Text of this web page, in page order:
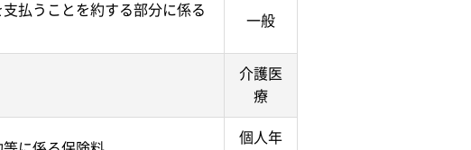
払うことを約する部分に係る
一般
介護医
療
個人年